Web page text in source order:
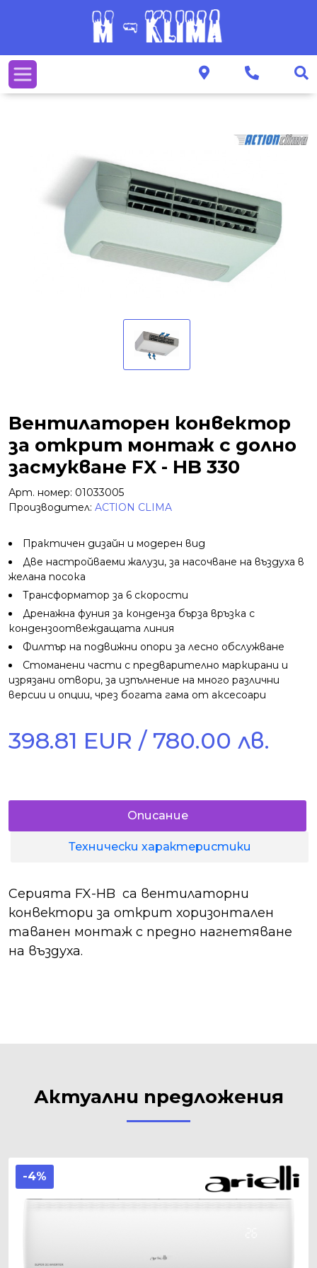
Вентилаторен конвектор
за открит монтаж с долно
засмукване FX - HB 330
Арт. номер: 01033005
Производител: ACTION CLIMA
Практичен дизайн и модерен вид
Две настройваеми жалузи, за насочване на въздуха в
желана посока
Трансформатор за 6 скорости
Дренажна фуния за конденза бърза връзка с
кондензоотвеждащата линия
Филтър на подвижни опори за лесно обслужване
Стоманени части с предварително маркирани и
изрязани отвори, за изпълнение на много различни
версии и опции, чрез богата гама от аксесоари
398.81 EUR / 780.00 лв.
Описание
Технически характеристики
Серията FX-HB са вентилаторни
конвектори за открит хоризонтален
таванен монтаж с предно нагнетяване
на въздуха.
Актуални предложения
-4%